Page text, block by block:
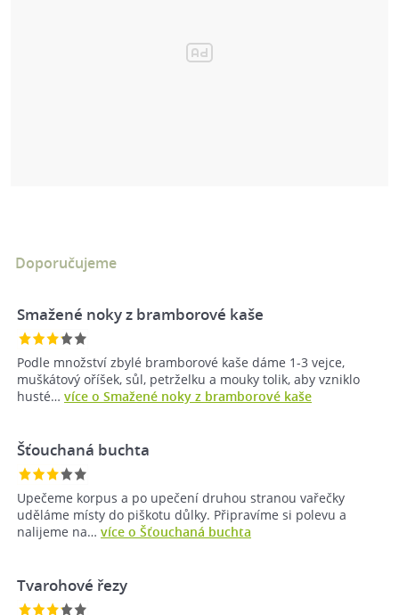
Doporučujeme
Smažené noky z bramborové kaše
Podle množství zbylé bramborové kaše dáme 1-3 vejce,
muškátový oříšek, sůl, petrželku a mouky tolik, aby vzniklo
husté… více o Smažené noky z bramborové kaše
Šťouchaná buchta
Upečeme korpus a po upečení druhou stranou vařečky
uděláme místy do piškotu důlky. Připravíme si polevu a
nalijeme na… více o Šťouchaná buchta
Tvarohové řezy